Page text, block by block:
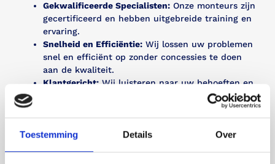
Toestemming Details Over
Gekwalificeerde Specialisten: Onze monteurs zijn
gecertificeerd en hebben uitgebreide training en
ervaring.
Snelheid en Efficiëntie: Wij lossen uw problemen
snel en efficiënt op zonder concessies te doen
aan de kwaliteit.
Klantgericht: Wij luisteren naar uw behoeften en
Bel mij terug